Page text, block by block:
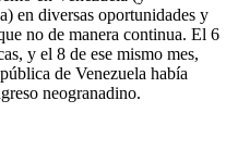
en diversas oportunidades y
no de manera continua. El 6
y el 8 de ese mismo mes,
de Venezuela había
neogranadino.